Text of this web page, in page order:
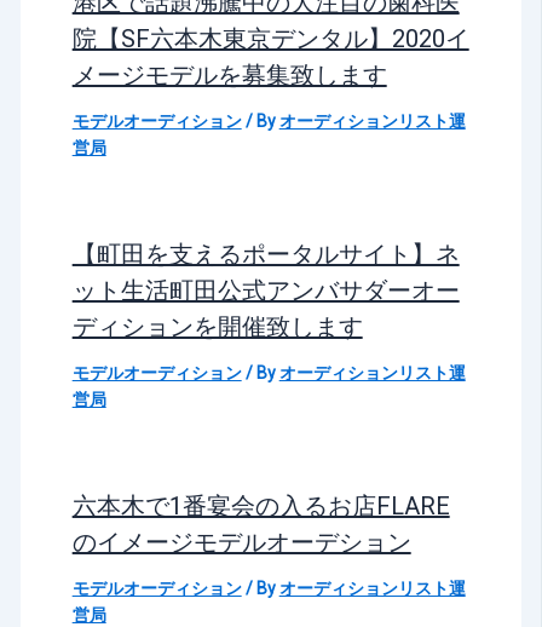
院【SF六本木東京デンタル】2020イ
メージモデルを募集致します
モデルオーディション/ Byオーディションリスト運
営局
【町田を支えるポータルサイト】ネ
ット生活町田公式アンバサダーオー
ディションを開催致します
モデルオーディション/ Byオーディションリスト運
営局
六本木で1番宴会の入るお店FLARE
のイメージモデルオーデション
モデルオーディション/ Byオーディションリスト運
営局